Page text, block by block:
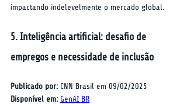
impactando indelevelmente o mercado global.
5. Inteligência artificial: desafio de
empregos e necessidade de inclusão
Publicado por: CNN Brasil em 09/02/2025
Disponível em: GenAI BR